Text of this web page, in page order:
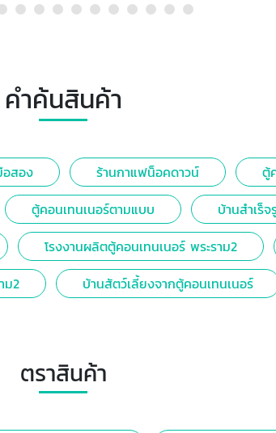
คำค้นสินค้า
อสอง ร้านกาแฟน็อคดาวน์
ตู้
ตู้คอนเทนเนอร์ตามแบบ บ้านสำเร็
โรงงานผลิตตู้คอนเทนเนอร์ พระราม2
ม2
บ้านสัตว์เลี้ยงจากตู้คอนเทนเนอร์
ตราสินค้า